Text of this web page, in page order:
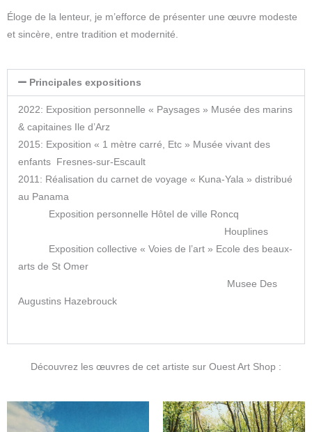
Éloge de la lenteur, je m’efforce de présenter une œuvre modeste
et sincère, entre tradition et modernité.
Principales expositions
2022: Exposition personnelle « Paysages » Musée des marins
& capitaines Ile d’Arz
2015: Exposition « 1 mètre carré, Etc » Musée vivant des
enfants Fresnes-sur-Escault
2011: Réalisation du carnet de voyage « Kuna-Yala » distribué
au Panama
Exposition personnelle Hôtel de ville Roncq
Houplines
Exposition collective « Voies de l’art » Ecole des beaux-
arts de St Omer
Musee Des
Augustins Hazebrouck
Découvrez les œuvres de cet artiste sur Ouest Art Shop :